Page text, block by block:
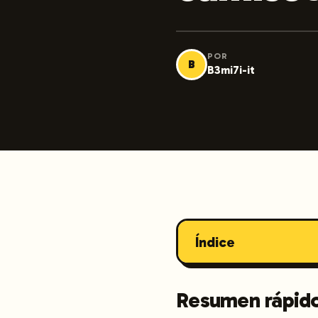
B
POR
B3mi7i-it
Índice
Resumen